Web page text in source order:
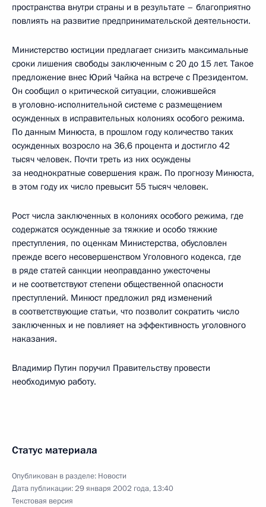
пространства внутри страны и в результате – благоприятно
повлиять на развитие предпринимательской деятельности.
Министерство юстиции предлагает снизить максимальные
сроки лишения свободы заключенным с 20 до 15 лет. Такое
предложение внес Юрий Чайка на встрече с Президентом.
Он сообщил о критической ситуации, сложившейся
в уголовно-исполнительной системе с размещением
осужденных в исправительных колониях особого режима.
По данным Минюста, в прошлом году количество таких
осужденных возросло на 36,6 процента и достигло 42
тысяч человек. Почти треть из них осуждены
за неоднократные совершения краж. По прогнозу Минюста,
в этом году их число превысит 55 тысяч человек.
Рост числа заключенных в колониях особого режима, где
содержатся осужденные за тяжкие и особо тяжкие
преступления, по оценкам Министерства, обусловлен
прежде всего несовершенством Уголовного кодекса, где
в ряде статей санкции неоправданно ужесточены
и не соответствуют степени общественной опасности
преступлений. Минюст предложил ряд изменений
в соответствующие статьи, что позволит сократить число
заключенных и не повлияет на эффективность уголовного
наказания.
Владимир Путин поручил Правительству провести
необходимую работу.
Статус материала
Опубликован в разделе: Новости
Дата публикации:29 января 2002 года, 13:40
Текстовая версия